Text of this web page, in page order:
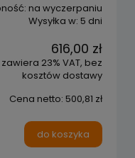
na wyczerpaniu
Wysyłka w: 5 dni
616,00 zł
zawiera 23% VAT, bez
kosztów dostawy
Cena netto: 500,81 zł
do koszyka